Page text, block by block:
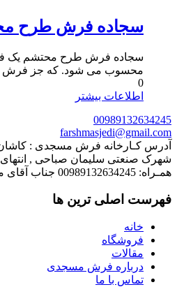
سجاده فرش طرح
سجاده فرش طرح محتشم یک
محسوب می شود. که جز فرش
0
اطلاعات بیشتر
00989132634245
farshmasjedi@gmail.com
آدرس کـارخانه فرش مسجدی :
همـراه: 00989132634245 جناب آقای مسجدی
فهرست اصلی ترین ها
خانه
فروشگاه
مقالات
درباره فرش مسجدی
تماس با ما